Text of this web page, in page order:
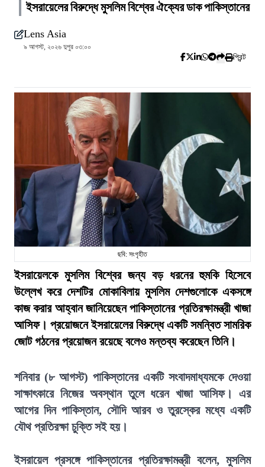
ইসরায়েলের বিরুদ্ধে মুসলিম বিশ্বের ঐক্যের ডাক পাকিস্তানের
Lens Asia
৯ আগস্ট, ২০২৬ দুপুর ০৩:০০
প্রিন্ট
ছবি: সংগৃহীত
ইসরায়েলকে মুসলিম বিশ্বের জন্য বড় ধরনের হুমকি হিসেবে
উল্লেখ করে দেশটির মোকাবিলায় মুসলিম দেশগুলোকে একসঙ্গে
কাজ করার আহ্বান জানিয়েছেন পাকিস্তানের প্রতিরক্ষামন্ত্রী খাজা
আসিফ। প্রয়োজনে ইসরায়েলের বিরুদ্ধে একটি সমন্বিত সামরিক
জোট গঠনের প্রয়োজন রয়েছে বলেও মন্তব্য করেছেন তিনি।
শনিবার (৮ আগস্ট) পাকিস্তানের একটি সংবাদমাধ্যমকে দেওয়া
সাক্ষাৎকারে নিজের অবস্থান তুলে ধরেন খাজা আসিফ। এর
আগের দিন পাকিস্তান, সৌদি আরব ও তুরস্কের মধ্যে একটি
যৌথ প্রতিরক্ষা চুক্তি সই হয়।
ইসরায়েল প্রসঙ্গে পাকিস্তানের প্রতিরক্ষামন্ত্রী বলেন, মুসলিম